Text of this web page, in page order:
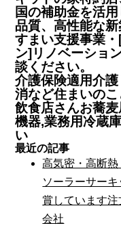
国の補助金を活
品質、高性能な
すまい支援事業
ン]リノベーショ
談ください。
介護保険適用介
消など住まいの
飲食店さんお蕎
機器,業務用冷蔵
い
最近の記事
高気密・高断
ソーラーサー
賞しています
会社